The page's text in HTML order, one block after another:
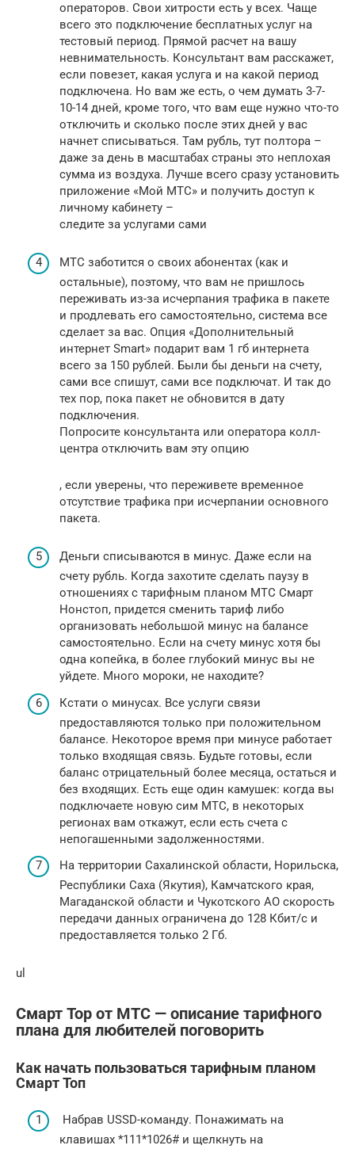
операторов. Свои хитрости есть у всех. Чаще
всего это подключение бесплатных услуг на
тестовый период. Прямой расчет на вашу
невнимательность. Консультант вам расскажет,
если повезет, какая услуга и на какой период
подключена. Но вам же есть, о чем думать 3-7-
10-14 дней, кроме того, что вам еще нужно что-то
отключить и сколько после этих дней у вас
начнет списываться. Там рубль, тут полтора –
даже за день в масштабах страны это неплохая
сумма из воздуха. Лучше всего сразу установить
приложение «Мой МТС» и получить доступ к
личному кабинету –
следите за услугами сами
МТС заботится о своих абонентах (как и
остальные), поэтому, что вам не пришлось
переживать из-за исчерпания трафика в пакете
и продлевать его самостоятельно, система все
сделает за вас. Опция «­Дополнительный
интернет Smart» подарит вам 1 гб интернета
всего за 150 рублей. Были бы деньги на счету,
сами все спишут, сами все подключат. И так до
тех пор, пока пакет не обновится в дату
подключения.
Попросите консультанта или оператора колл-
центра отключить вам эту опцию
, если уверены, что переживете временное
отсутствие трафика при исчерпании основного
пакета.
Деньги списываются в минус. Даже если на
счету рубль. Когда захотите сделать паузу в
отношениях с тарифным планом МТС Смарт
Нонстоп, придется сменить тариф либо
организовать небольшой минус на балансе
самостоятельно. Если на счету минус хотя бы
одна копейка, в более глубокий минус вы не
уйдете. Много мороки, не находите?
Кстати о минусах. Все услуги связи
предоставляются только при положительном
балансе. Некоторое время при минусе работает
только входящая связь. Будьте готовы, если
баланс отрицательный более месяца, остаться и
без входящих. Есть еще один камушек: когда вы
подключаете новую сим МТС, в некоторых
регионах вам откажут, если есть счета с
непогашенными задолженностями.
На территории Сахалинской ­­области, Норильска,
Республики Саха (Яку­т­ия), Камчатского края,
Магаданской обла­ст­и и Чукотского АО скорость
передачи данных ограничена до 128 ­Кбит/с и
предоставляется только 2 Гб.
ul
Смарт Тор от МТС — описание тарифного
плана для любителей поговорить
Как начать пользоваться тарифным планом
Смарт Топ
Набрав USSD-команду. Понажимать на
клавишах *111*1026# и щелкнуть на